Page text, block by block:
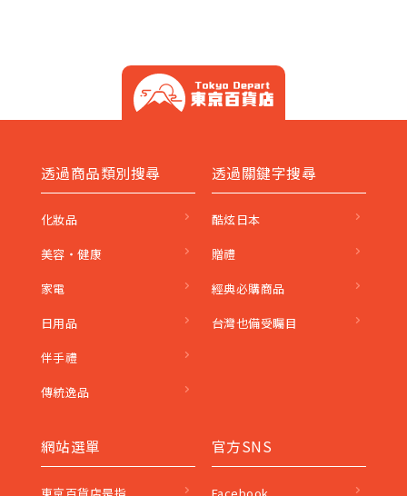
透過商品類別搜尋
化妝品
美容・健康
家電
日用品
伴手禮
傳統逸品
透過關鍵字搜尋
酷炫日本
贈禮
經典必購商品
台灣也備受矚目
網站選單
東京百貨店是指
官方SNS
Facebook